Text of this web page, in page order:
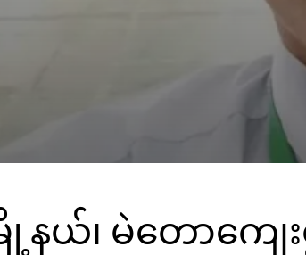
ြို့နယ်၊ မဲတောကျေ